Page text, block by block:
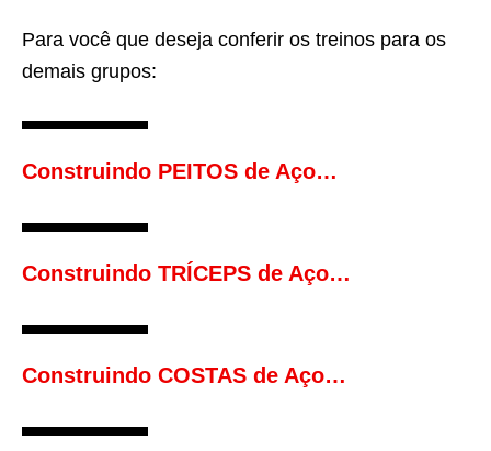
Para você que deseja conferir os treinos para os
demais grupos:
Construindo PEITOS de Aço…
Construindo TRÍCEPS de Aço…
Construindo COSTAS de Aço…